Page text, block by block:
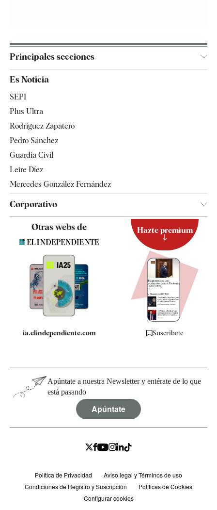
Principales secciones
España
Televisión
Es Noticia
SEPI
Plus Ultra
Rodríguez Zapatero
Pedro Sánchez
Guardia Civil
Leire Díez
Mercedes González Fernández
Corporativo
Contacto
Quiénes somos
Especificaciones
Otras webs de
ia.elindependiente.com
Hazte premium
Suscríbete
Apúntate a nuestra Newsletter y entérate de lo que
está pasando
Apúntate
Política de Privacidad
Aviso legal y Términos de uso
Condiciones de Registro y Suscripción
Políticas de Cookies
Configurar cookies